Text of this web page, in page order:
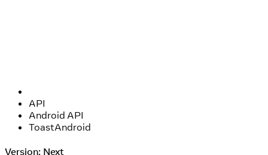
API
Android API
ToastAndroid
Version: Next